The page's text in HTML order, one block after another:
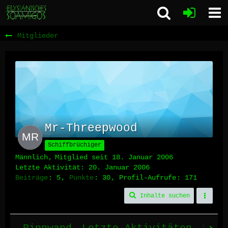
Mitglieder
Mr-Threepwood
Schiffbrüchiger
Männlich
Mitglied seit 18. Januar 2006
Letzte Aktivität: 20. Januar 2006
Beiträge
5 Punkte 30 Profil-Aufrufe 171
Inhalte suchen